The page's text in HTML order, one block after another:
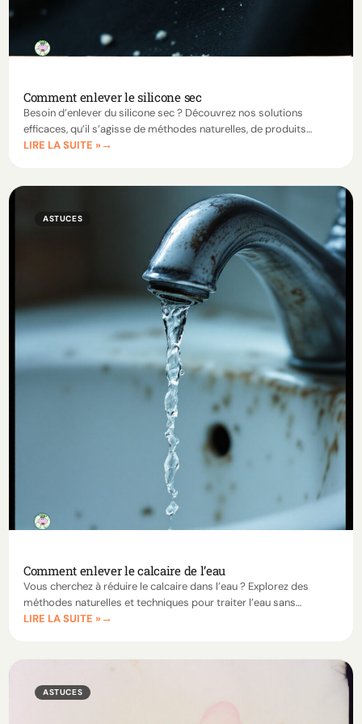
Comment enlever le silicone sec
Besoin d’enlever du silicone sec ? Découvrez nos solutions
efficaces, qu’il s’agisse de méthodes naturelles, de produits
chimiques ou d’outils manuels adaptés.
LIRE LA SUITE »
ASTUCES
Comment enlever le calcaire de l’eau
Vous cherchez à réduire le calcaire dans l’eau ? Explorez des
méthodes naturelles et techniques pour traiter l’eau sans
adoucisseur et préserver vos appareils ménagers.
LIRE LA SUITE »
ASTUCES